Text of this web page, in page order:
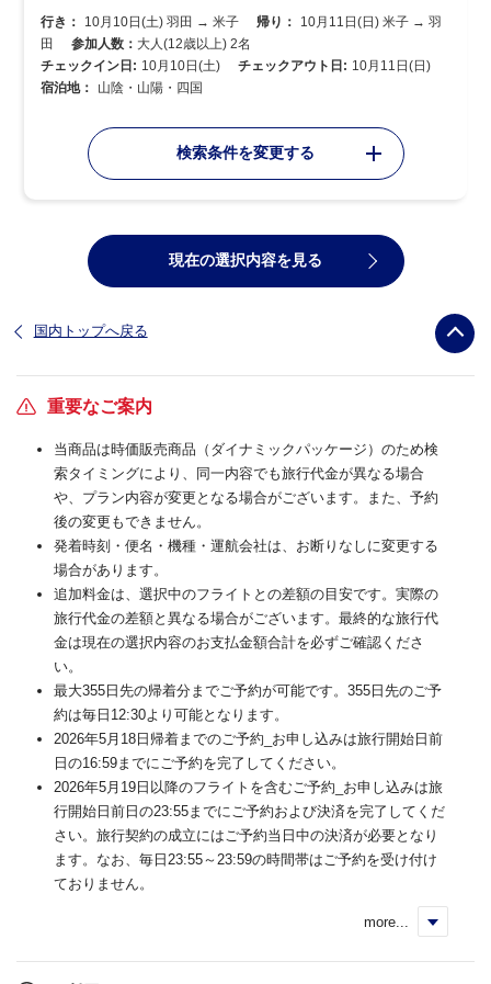
行き： 10月10日(土) 羽田 → 米子 帰り：
10月11日(日) 米子 → 羽
田
参加人数： 大人(12歳以上) 2名
チェックイン日: 10月10日(土) チェックアウト日: 10月11日(日)
宿泊地：
山陰・山陽・四国
検索条件を変更する
現在の選択内容を見る
国内トップへ戻る
重要なご案内
当商品は時価販売商品（ダイナミックパッケージ）のため検
索タイミングにより、同一内容でも旅行代金が異なる場合
や、プラン内容が変更となる場合がございます。また、予約
後の変更もできません。
発着時刻・便名・機種・運航会社は、お断りなしに変更する
場合があります。
追加料金は、選択中のフライトとの差額の目安です。実際の
旅行代金の差額と異なる場合がございます。最終的な旅行代
金は現在の選択内容のお支払金額合計を必ずご確認くださ
い。
最大355日先の帰着分までご予約が可能です。355日先のご予
約は毎日12:30より可能となります。
2026年5月18日帰着までのご予約_お申し込みは旅行開始日前
日の16:59までにご予約を完了してください。
2026年5月19日以降のフライトを含むご予約_お申し込みは旅
行開始日前日の23:55までにご予約および決済を完了してくだ
さい。旅行契約の成立にはご予約当日中の決済が必要となり
ます。なお、毎日23:55～23:59の時間帯はご予約を受け付け
ておりません。
more...